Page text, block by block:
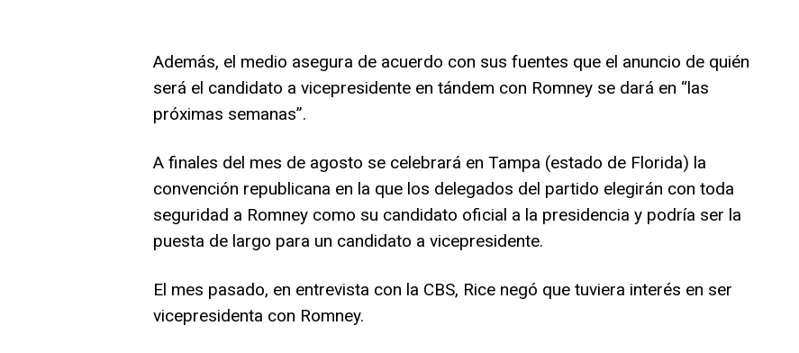
Además, el medio asegura de acuerdo con sus fuentes que el anuncio de quién
será el candidato a vicepresidente en tándem con Romney se dará en “las
próximas semanas”.
A finales del mes de agosto se celebrará en Tampa (estado de Florida) la
convención republicana en la que los delegados del partido elegirán con toda
seguridad a Romney como su candidato oficial a la presidencia y podría ser la
puesta de largo para un candidato a vicepresidente.
El mes pasado, en entrevista con la CBS, Rice negó que tuviera interés en ser
vicepresidenta con Romney.